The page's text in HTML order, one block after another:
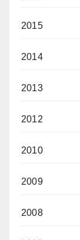
2015
2014
2013
2012
2010
2009
2008